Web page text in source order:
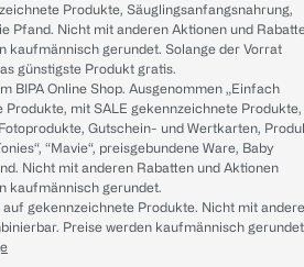
Produkte, Säuglingsanfangsnahrung,
Pfand. Nicht mit anderen Aktionen und
kaufmännisch gerundet. Solange der Vorrat
günstigste Produkt gratis.
BIPA Online Shop. Ausgenommen „Einfach
Produkte, mit SALE gekennzeichnete Produkte,
Gutschein- und Wertkarten,
“Mavie“, preisgebundene Ware, Baby
Nicht mit anderen Rabatten und Aktionen
kaufmännisch gerundet.
auf gekennzeichnete Produkte. Nicht mit
Preise werden kaufmännisch